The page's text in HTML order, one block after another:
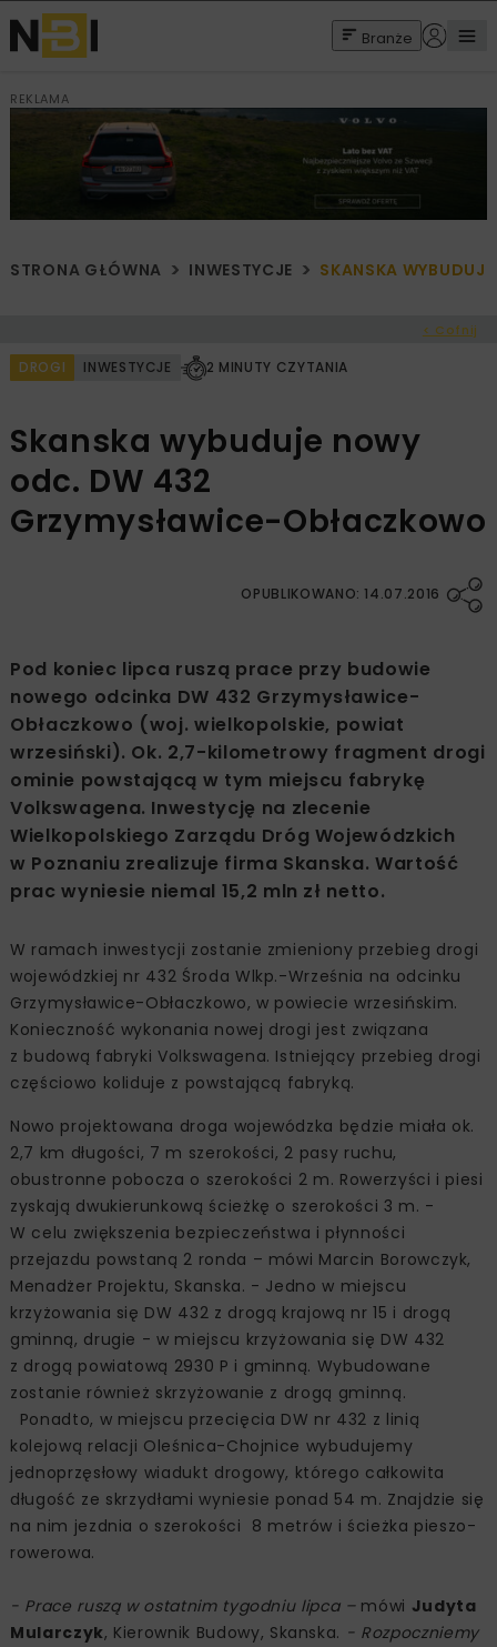
Branże
REKLAMA
STRONA GŁÓWNA INWESTYCJE SKANSKA
< Cofnij
DROGI INWESTYCJE 2 MINUTY CZYTANIA
Skanska wybuduje nowy
odc. DW 432
Grzymysławice-Obłaczkowo
OPUBLIKOWANO: 14.07.2016
Pod koniec lipca ruszą prace przy budowie
nowego odcinka DW 432 Grzymysławice-
Obłaczkowo (woj. wielkopolskie, powiat
wrzesiński). Ok. 2,7-kilometrowy fragment drogi
ominie powstającą w tym miejscu fabrykę
Volkswagena. Inwestycję na zlecenie
Wielkopolskiego Zarządu Dróg Wojewódzkich
w Poznaniu zrealizuje firma Skanska. Wartość
prac wyniesie niemal 15,2 mln zł netto.
W ramach inwestycji zostanie zmieniony przebieg drogi
wojewódzkiej nr 432 Środa Wlkp.-Września na odcinku
Grzymysławice-Obłaczkowo, w powiecie wrzesińskim.
Konieczność wykonania nowej drogi jest związana
z budową fabryki Volkswagena. Istniejący przebieg drogi
częściowo koliduje z powstającą fabryką.
Nowo projektowana droga wojewódzka będzie miała ok.
2,7 km długości, 7 m szerokości, 2 pasy ruchu,
obustronne pobocza o szerokości 2 m. Rowerzyści i piesi
zyskają dwukierunkową ścieżkę o szerokości 3 m. -
W celu zwiększenia bezpieczeństwa i płynności
przejazdu powstaną 2 ronda – mówi Marcin Borowczyk,
Menadżer Projektu, Skanska. - Jedno w miejscu
krzyżowania się DW 432 z drogą krajową nr 15 i drogą
gminną, drugie - w miejscu krzyżowania się DW 432
z drogą powiatową 2930 P i gminną. Wybudowane
zostanie również skrzyżowanie z drogą gminną.
Ponadto, w miejscu przecięcia DW nr 432 z linią
kolejową relacji Oleśnica-Chojnice wybudujemy
jednoprzęsłowy wiadukt drogowy, którego całkowita
długość ze skrzydłami wyniesie ponad 54 m. Znajdzie się
na nim jezdnia o szerokości 8 metrów i ścieżka pieszo-
rowerowa.
- Prace ruszą w ostatnim tygodniu lipca –mówi Judyta
Mularczyk, Kierownik Budowy, Skanska. - Rozpoczniemy